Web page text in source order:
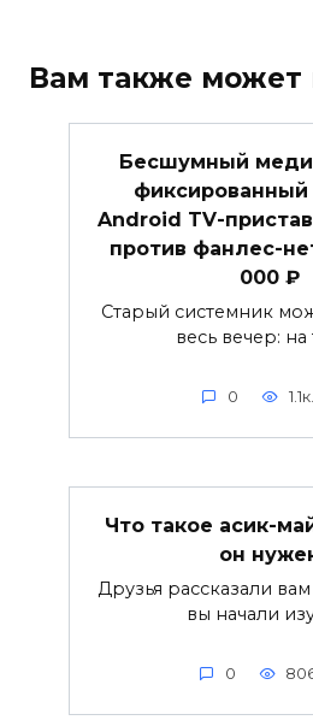
Вам также может
Бесшумный
Android TV-
против фанлес-
000 ₽
Старый системник
весь вечер: на
0 1.1к.
Что такое асик-
он
Друзья рассказали
вы начали
0